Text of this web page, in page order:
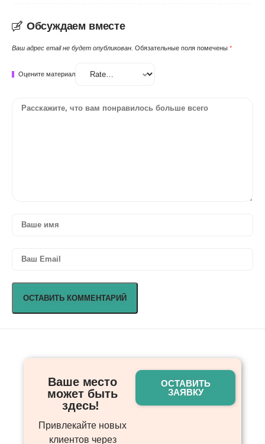
Обсуждаем вместе
Ваш адрес email не будет опубликован. Обязательные поля помечены *
Оцените материал
Ваше место
может быть
здесь! ​
Привлекайте новых
клиентов через
ОСТАВИТЬ
ЗАЯВКУ